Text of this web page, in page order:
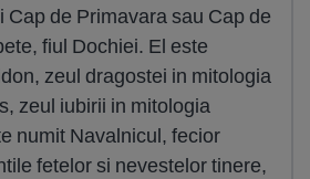
Cap de Primavara sau Cap de
fiul Dochiei. El este
zeul dragostei in mitologia
zeul iubirii in mitologia
numit Navalnicul, fecior
fetelor si nevestelor tinere,